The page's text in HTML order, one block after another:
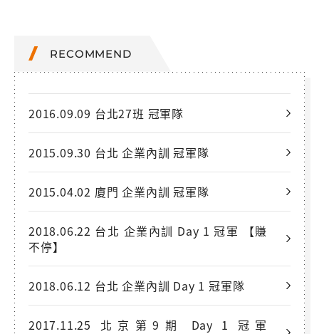
RECOMMEND
2016.09.09 台北27班 冠軍隊
2015.09.30 台北 企業內訓 冠軍隊
2015.04.02 廈門 企業內訓 冠軍隊
2018.06.22 台北 企業內訓 Day 1 冠軍 【賺
不停】
2018.06.12 台北 企業內訓 Day 1 冠軍隊
2017.11.25 北京第9期 Day 1 冠軍